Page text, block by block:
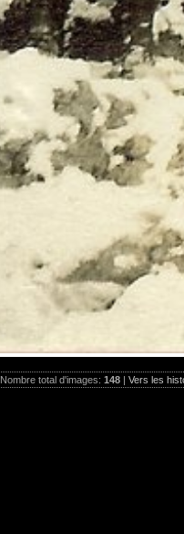
Nombre total d'images: 148 | Vers les